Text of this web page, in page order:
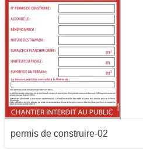
permis de construire-02